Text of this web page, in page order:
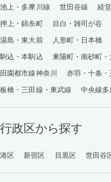
池上・多摩川線
世田谷線 経
押上・錦糸町
目白・雑司が谷
湯島・東大前
人形町・日本橋
駒込・本駒込
東陽町・南砂町・
田園都市線神奈川
赤羽・十条・
板橋・三田線・東武線
中央線多
行政区から探す
港区 新宿区 目黒区 世田谷